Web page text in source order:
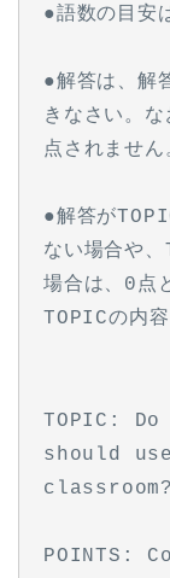
●語数の目安
●解答は、解
きなさい。
点されません
●解答が
ない場合や
場合は、0点
TOPICの内
TOPIC:
should
classroom?
POINTS: